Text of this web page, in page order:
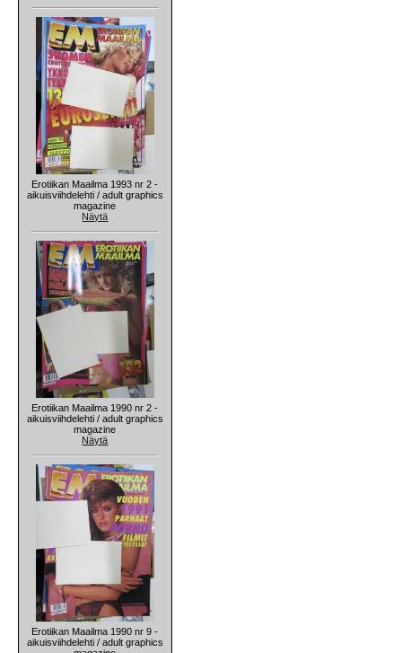
Erotiikan Maailma 1993 nr 2 -
aikuisviihdelehti / adult graphics
magazine
Näytä
Erotiikan Maailma 1990 nr 2 -
aikuisviihdelehti / adult graphics
magazine
Näytä
Erotiikan Maailma 1990 nr 9 -
aikuisviihdelehti / adult graphics